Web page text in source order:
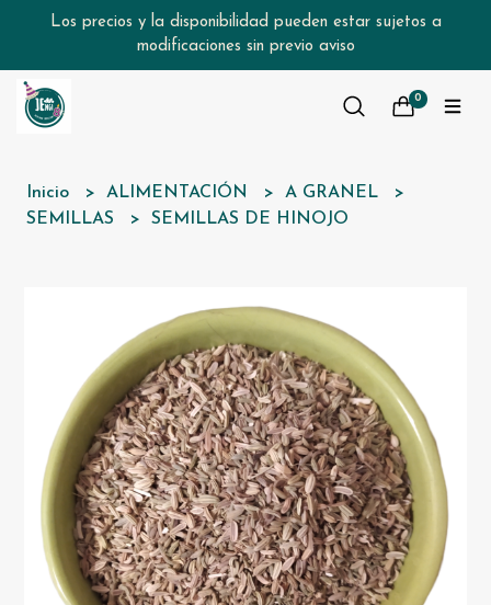
Los precios y la disponibilidad pueden estar sujetos a
modificaciones sin previo aviso
0
Inicio ALIMENTACIÓN
A GRANEL
SEMILLAS
SEMILLAS DE HINOJO